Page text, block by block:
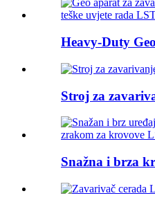
Heavy-Duty
Stroj za
Snažna i brza